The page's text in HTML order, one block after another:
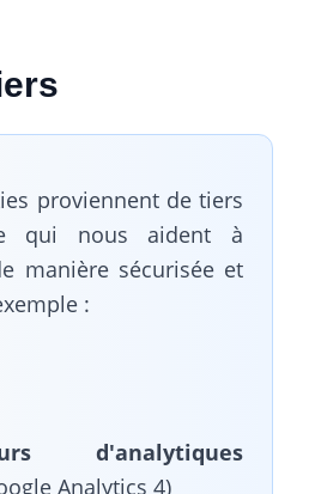
proviennent de tiers
qui nous aident à
manière sécurisée et
:
d'analytiques
Analytics 4)